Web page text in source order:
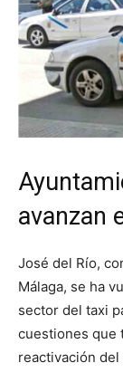
avanzan
José del Río,
Málaga, se ha
sector del taxi
cuestiones que
reactivación